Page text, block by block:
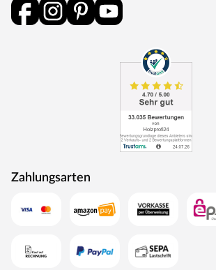
Zahlungsarten